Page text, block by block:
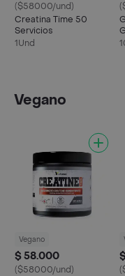
($58000/und)
Creatina Time 50
Servicios
1Und
Vegano
Vegano
$ 58.000
($58000/und)